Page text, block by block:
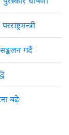
गर्दै
बढे